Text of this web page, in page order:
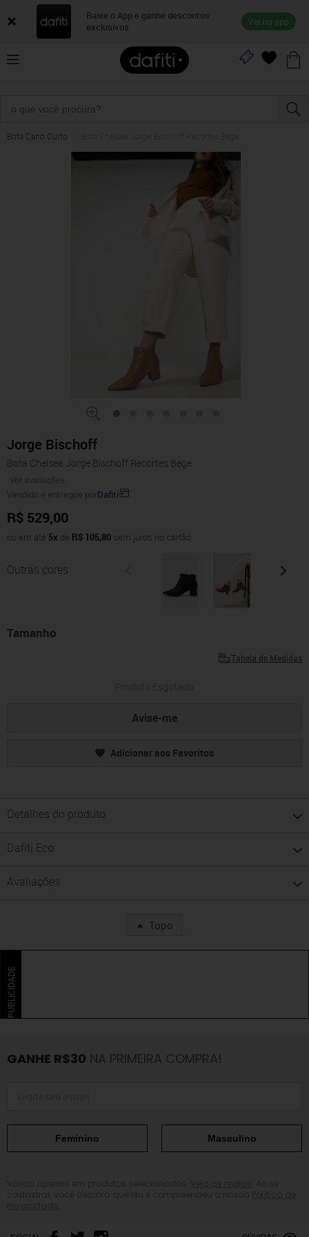
Baixe o App e ganhe descontos
exclusivos
Ver no app
Bota Cano Curto
Jorge Bischoff
Bota Chelsea Jorge Bischoff Recortes Bege
Ver avaliações
Vendido e entregue porDafiti
R$ 529,00
ou em até 5x de R$ 105,80 sem juros no cartão
Outras cores
Tamanho
Tabela de Medidas
Avise-me
Adicionar aos Favoritos
Detalhes do produto
Dafiti Eco
Avaliações
Topo
PUBLICIDADE
GANHE R$30 NA PRIMEIRA COMPRA!
Feminino Masculino